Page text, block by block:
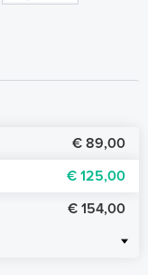
€ 89,00
€ 125,00
€ 154,00